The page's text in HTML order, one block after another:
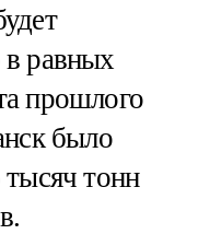
в равных
прошлого
было
тысяч тонн